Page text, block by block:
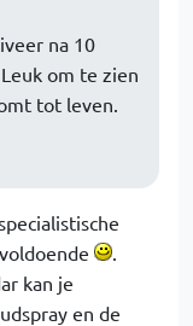
na 10
om te zien
tot leven.
.
kan je
en de